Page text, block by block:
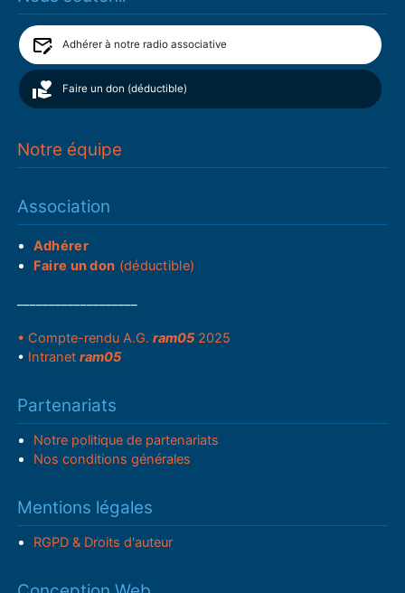
Adhérer à notre radio associative
Faire un don (déductible)
Notre équipe
Association
Adhérer
Faire un don (déductible)
• Compte-rendu A.G.ram05 2025
• Intranetram05
Partenariats
Notre politique de partenariats
Nos conditions générales
Mentions légales
RGPD & Droits d'auteur